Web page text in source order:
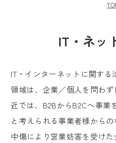
IT・ネッ
IT・インターネットに関する
領域は、企業／個人を問わ
近では、B2BからB2Cへ事業
と考えられる事業者様から
中傷により営業妨害を受け